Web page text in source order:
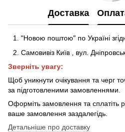
Доставка
"Новою поштою" по Україні
Самовивіз Київ
вул.
Зверніть увагу:
Щоб уникнути очікування та черг
за підготовленими замовленнями.
Оформіть замовлення та сплатіть
ваше замовлення заздалегідь.
Детальніше про доставку